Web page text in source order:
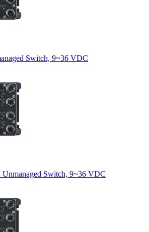
Switch, 9~36 VDC
Switch, 9~36 VDC